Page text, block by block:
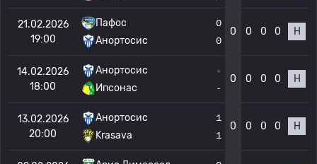
21.02.2026
19:00
Пафос
Анортосис
0
0
0 0 0 0 Н
14.02.2026
18:00
Анортосис
Ипсонас
-
-
0 0 0 0 Н
13.02.2026
20:00
Анортосис
Krasava
1
1
0 0 0 0 Н